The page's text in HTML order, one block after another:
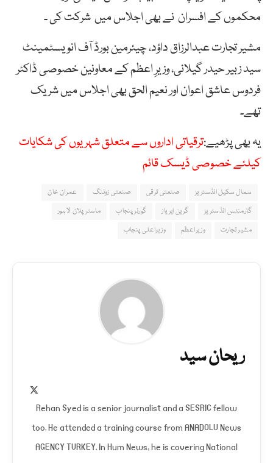
محکموں کے افسران نے بھی اجلاس میں شرکت کی ۔
مشیر تجارت عبدالرزاق داؤد، چیئرمین بورڈ آف انویسٹمینٹ
سید زبیر حیدر گیلانی، وزیرِ اعظم کے معاونین خصوصی ڈاکٹر
فردوس عاشق اعوان اور نعیم الحق بھی اجلاس میں شریک
تھے۔
یہ بھی پڑھیے:ترقیاتی اداروں سے متعلق شہریوں کی شکایات
کیلئے خصوصی ڈیسک قائم
سمال سکیل انڈسٹریز صنعتی ترقی صنعتی زوننگ
عمران خان
گارمنٹس انڈسٹریز
گرین ایریاز گورنر پنجاب
ماسٹر پلان لاہور
مشیر تجارت
وزیراعظم وزیراعلی پنجاب
ریحان سید
Rehan Syed is a senior journalist and a SESRIC fellow
too. He attended a training course from ANADOLU News
AGENCY TURKEY. In Hum News, he is covering National